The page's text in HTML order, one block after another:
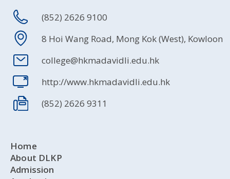
(852) 2626 9100
8 Hoi Wang Road, Mong Kok (West), Kowloon
college@hkmadavidli.edu.hk
http://www.hkmadavidli.edu.hk
(852) 2626 9311
Home
About DLKP
Admission